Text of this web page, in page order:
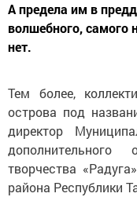
А предела им в
волшебного, самого
нет.
Тем более,
острова под
директор
дополнительного
творчества
района Республики